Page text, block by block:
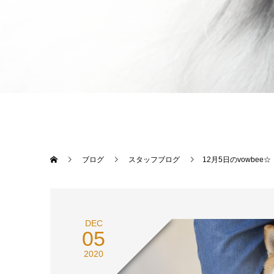
ブログ スタッフブログ 12月5日のvowbee☆
DEC
05
2020